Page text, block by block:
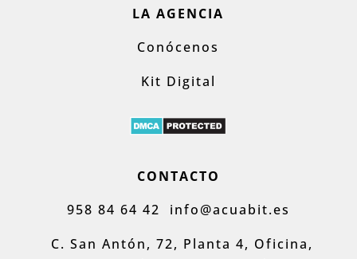
LA AGENCIA
Conócenos
Kit Digital
CONTACTO
958 84 64 42 info@acuabit.es
C. San Antón, 72, Planta 4, Oficina,